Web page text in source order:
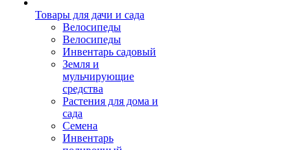
Товары для дачи и сада
Велосипеды
Велосипеды
Инвентарь садовый
Земля и
мульчирующие
средства
Растения для дома и
сада
Семена
Инвентарь